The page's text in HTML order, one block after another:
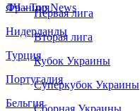
Франция
Нидерланды
Турция
Португалия
Бельгия
ЛЧ - Top News
Первая лига
Вторая лига
Кубок Украины
Суперкубок Украины
Сборная Украины